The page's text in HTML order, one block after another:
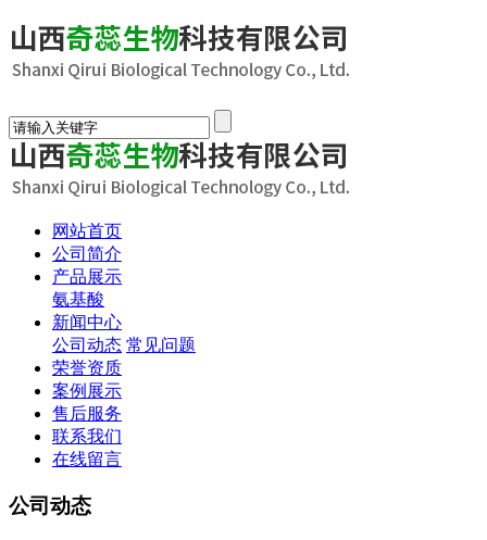
网站首页
公司简介
产品展示
氨基酸
新闻中心
公司动态 常见问题
荣誉资质
案例展示
售后服务
联系我们
在线留言
公司动态